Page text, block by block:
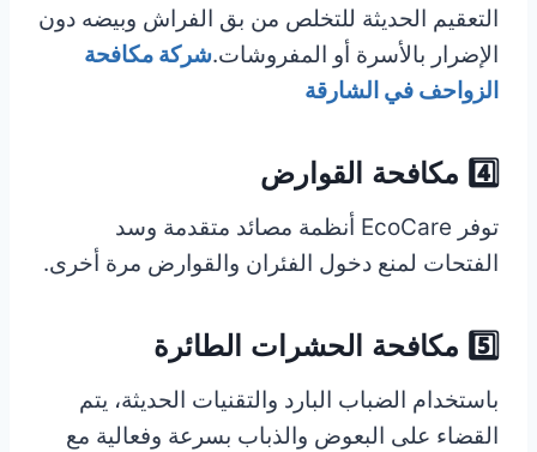
التعقيم الحديثة للتخلص من بق الفراش وبيضه دون
الإضرار بالأسرة أو المفروشات.شركة مكافحة
الزواحف في الشارقة
4️⃣ مكافحة القوارض
توفر EcoCare أنظمة مصائد متقدمة وسد
الفتحات لمنع دخول الفئران والقوارض مرة أخرى.
5️⃣ مكافحة الحشرات الطائرة
باستخدام الضباب البارد والتقنيات الحديثة، يتم
القضاء على البعوض والذباب بسرعة وفعالية مع